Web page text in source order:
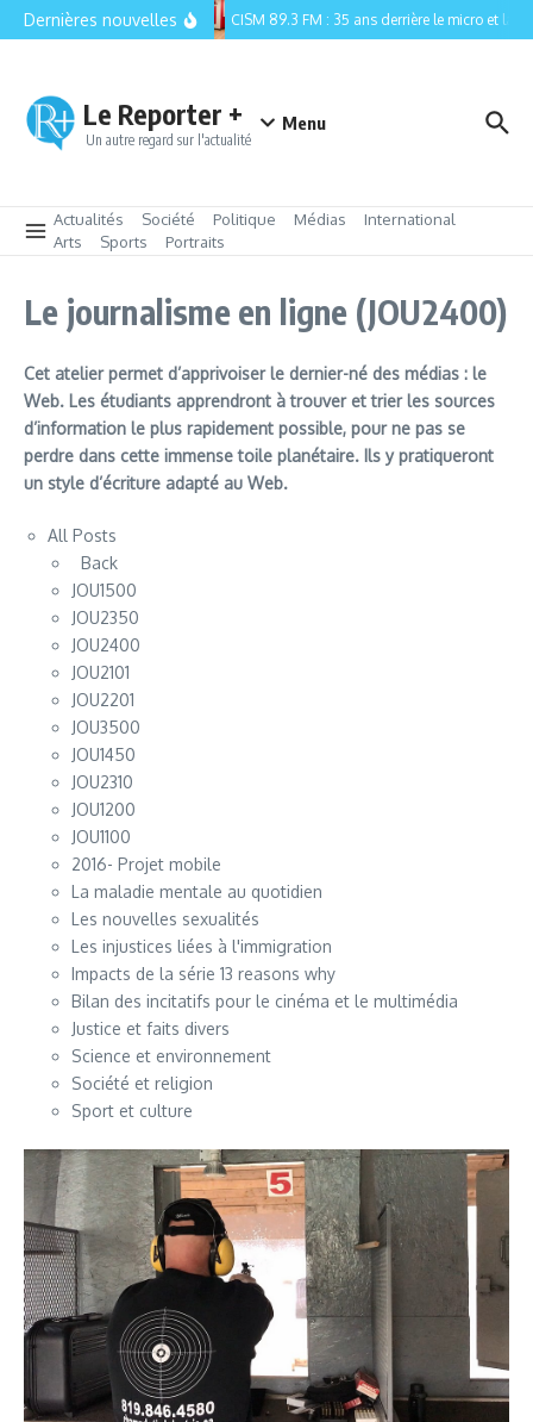
Aller au contenu
Dernières nouvelles CISM 89.3 FM : 35 ans derrière le micro et la
Le Reporter +
Un autre regard sur l'actualité
Menu
Actualités Société Politique Médias
International
Arts
Sports Portraits
Le journalisme en ligne (JOU2400)
Cet atelier permet d’apprivoiser le dernier-né des médias : le
Web. Les étudiants apprendront à trouver et trier les sources
d’information le plus rapidement possible, pour ne pas se
perdre dans cette immense toile planétaire. Ils y pratiqueront
un style d’écriture adapté au Web.
All Posts
Back
JOU1500
JOU2350
JOU2400
JOU2101
JOU2201
JOU3500
JOU1450
JOU2310
JOU1200
JOU1100
2016- Projet mobile
La maladie mentale au quotidien
Les nouvelles sexualités
Les injustices liées à l'immigration
Impacts de la série 13 reasons why
Bilan des incitatifs pour le cinéma et le multimédia
Justice et faits divers
Science et environnement
Société et religion
Sport et culture